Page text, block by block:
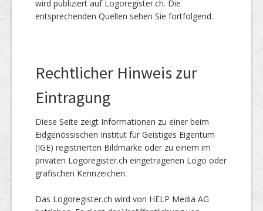
wird publiziert auf Logoregister.ch. Die
entsprechenden Quellen sehen Sie fortfolgend.
Rechtlicher Hinweis zur
Eintragung
Diese Seite zeigt Informationen zu einer beim
Eidgenössischen Institut für Geistiges Eigentum
(IGE) registrierten Bildmarke oder zu einem im
privaten Logoregister.ch eingetragenen Logo oder
grafischen Kennzeichen.
Das Logoregister.ch wird von HELP Media AG